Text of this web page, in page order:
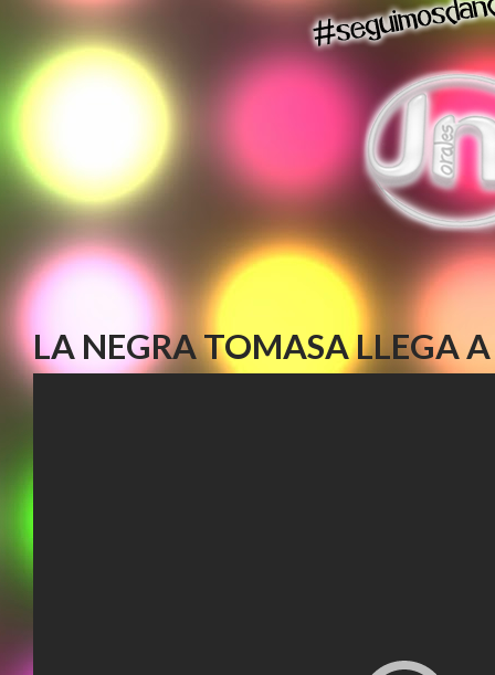
LA NEGRA TOMASA LLEGA